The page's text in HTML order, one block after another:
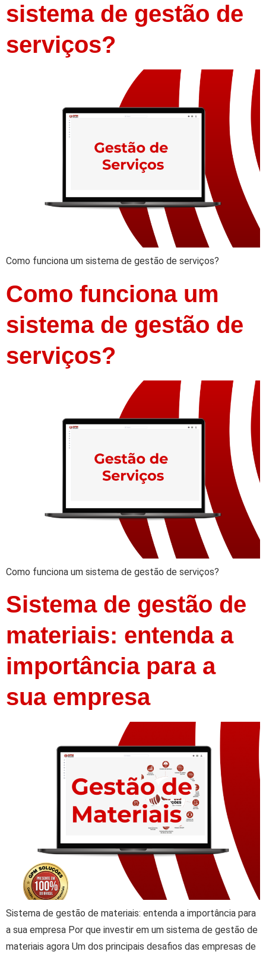
sistema de gestão de
serviços?
Como funciona um sistema de gestão de serviços?
Como funciona um
sistema de gestão de
serviços?
Como funciona um sistema de gestão de serviços?
Sistema de gestão de
materiais: entenda a
importância para a
sua empresa
Sistema de gestão de materiais: entenda a importância para
a sua empresa Por que investir em um sistema de gestão de
materiais agora Um dos principais desafios das empresas de